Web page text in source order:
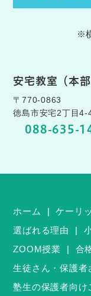
※
安宅教室（本部
〒770-0863
徳島市安宅2丁目4-
088-635-
ホーム
ケーリ
選ばれる理由
ZOOM授業
合
生徒さん・保護者
塾生の保護者向け